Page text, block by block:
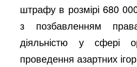
штрафу в розмірі 680
з позбавленням
діяльністю у сфері
проведення азартних